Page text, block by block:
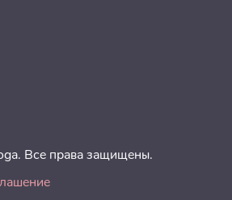
Все права защищены.